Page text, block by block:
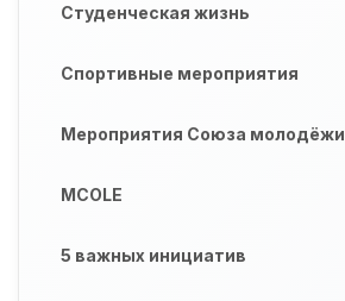
Студенческая жизнь
Спортивные мероприятия
Мероприятия Союза молодёжи
MCOLE
5 важных инициатив